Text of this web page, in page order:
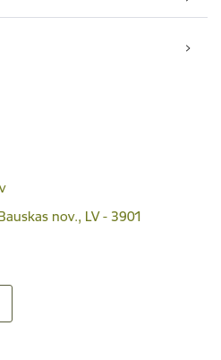
nov., LV - 3901